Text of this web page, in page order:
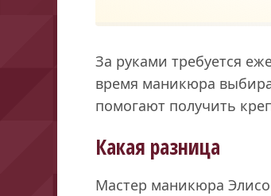
За руками требуется
время маникюра
помогают получить
Какая разница
Мастер маникюра